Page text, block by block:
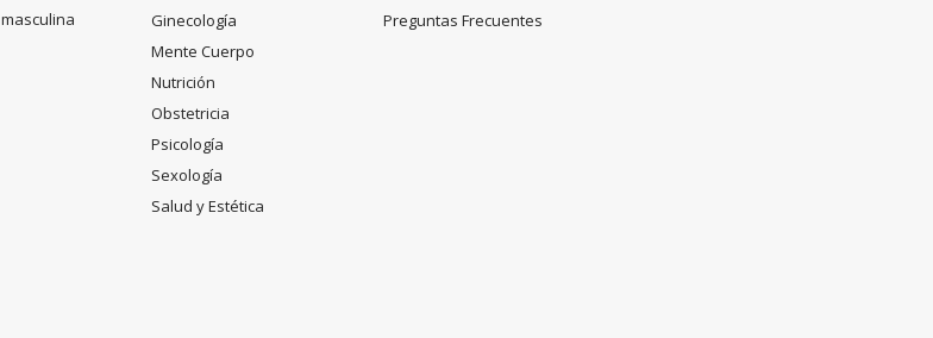
Ginecología
Mente Cuerpo
Nutrición
Obstetricia
Psicología
Sexología
Salud y Estética
Preguntas Frecuentes